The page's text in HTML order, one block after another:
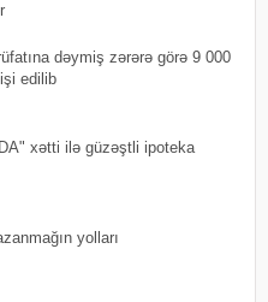
dəymiş zərərə görə 9 000
edilib
xətti ilə güzəştli ipoteka
yolları